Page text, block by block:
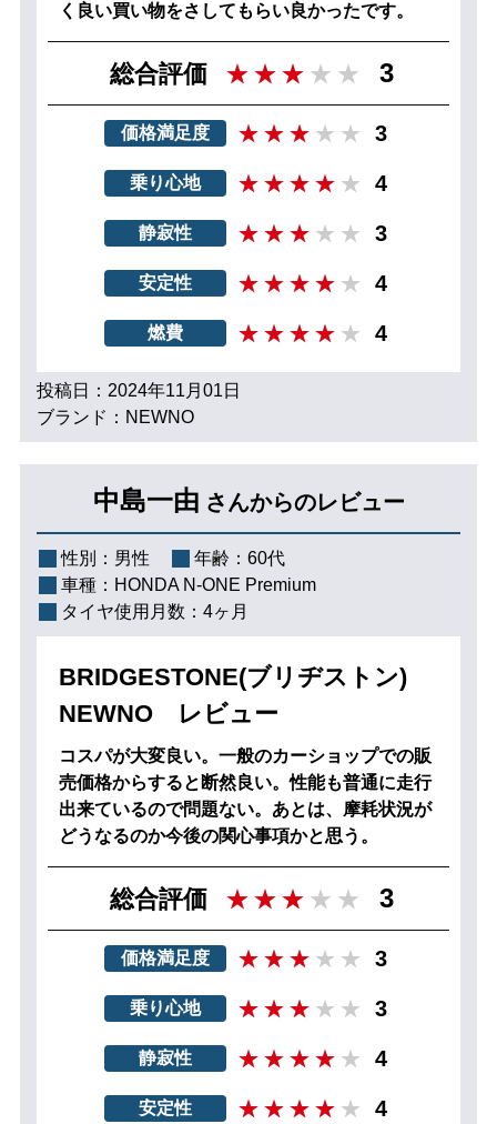
く良い買い物をさしてもらい良かったです。
総合評価 3
価格満足度 3
乗り心地 4
静寂性 3
安定性 4
燃費 4
投稿日：2024年11月01日
ブランド：NEWNO
中島一由 さんからのレビュー
性別： 男性 年齢： 60代
車種： HONDA N-ONE Premium
タイヤ使用月数： 4ヶ月
BRIDGESTONE(ブリヂストン)
NEWNO レビュー
コスパが大変良い。一般のカーショップでの販
売価格からすると断然良い。性能も普通に走行
出来ているので問題ない。あとは、摩耗状況が
どうなるのか今後の関心事項かと思う。
総合評価 3
価格満足度 3
乗り心地 3
静寂性 4
安定性 4